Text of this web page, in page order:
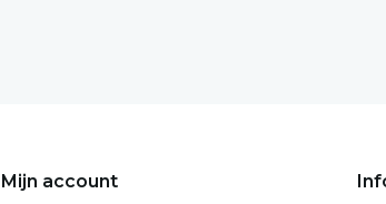
Mijn account